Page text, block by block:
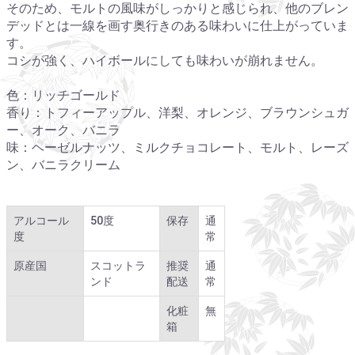
そのため、モルトの風味がしっかりと感じられ、他のブレン
デッドとは一線を画す奥行きのある味わいに仕上がっていま
す。
コシが強く、ハイボールにしても味わいが崩れません。
色：リッチゴールド
香り：トフィーアップル、洋梨、オレンジ、ブラウンシュガ
ー、オーク、バニラ
味：ヘーゼルナッツ、ミルクチョコレート、モルト、レーズ
ン、バニラクリーム
アルコール
度
50度 保存
通
常
原産国
スコットラ
ンド
推奨
配送
通
常
化粧
箱
無